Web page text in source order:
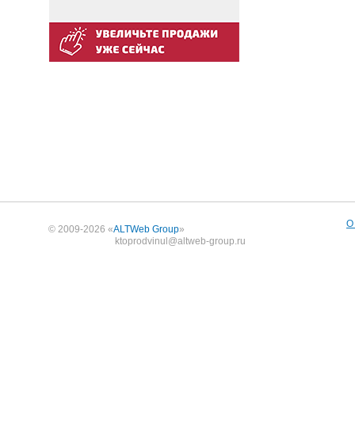
© 2009-2026 «ALTWeb Group»
ktoprodvinul@altweb-group.ru
О